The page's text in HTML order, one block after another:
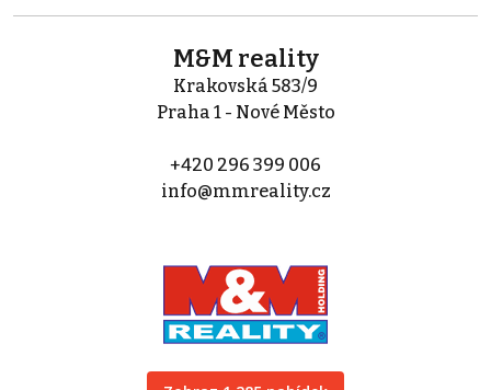
M&M reality
Krakovská 583/9
Praha 1 - Nové Město
+420 296 399 006
info@mmreality.cz